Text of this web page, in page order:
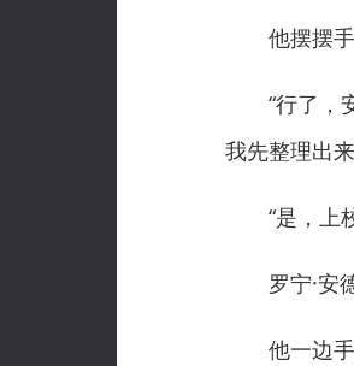
他摆摆手
“行了，安
我先整理出
“是，上校
罗宁·安德
他一边手